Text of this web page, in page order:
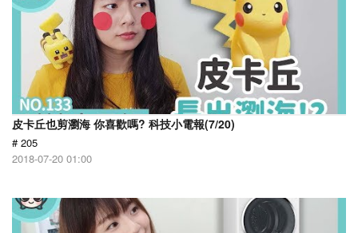
皮卡丘也剪瀏海 你喜歡嗎? 科技小電報(7/20)
# 205
2018-07-20 01:00